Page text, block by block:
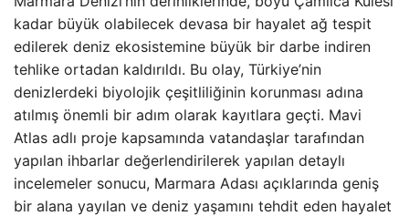
kadar büyük olabilecek devasa bir hayalet ağ tespit
edilerek deniz ekosistemine büyük bir darbe indiren
tehlike ortadan kaldırıldı. Bu olay, Türkiye’nin
denizlerdeki biyolojik çeşitliliğinin korunması adına
atılmış önemli bir adım olarak kayıtlara geçti. Mavi
Atlas adlı proje kapsamında vatandaşlar tarafından
yapılan ihbarlar değerlendirilerek yapılan detaylı
incelemeler sonucu, Marmara Adası açıklarında geniş
bir alana yayılan ve deniz yaşamını tehdit eden hayalet